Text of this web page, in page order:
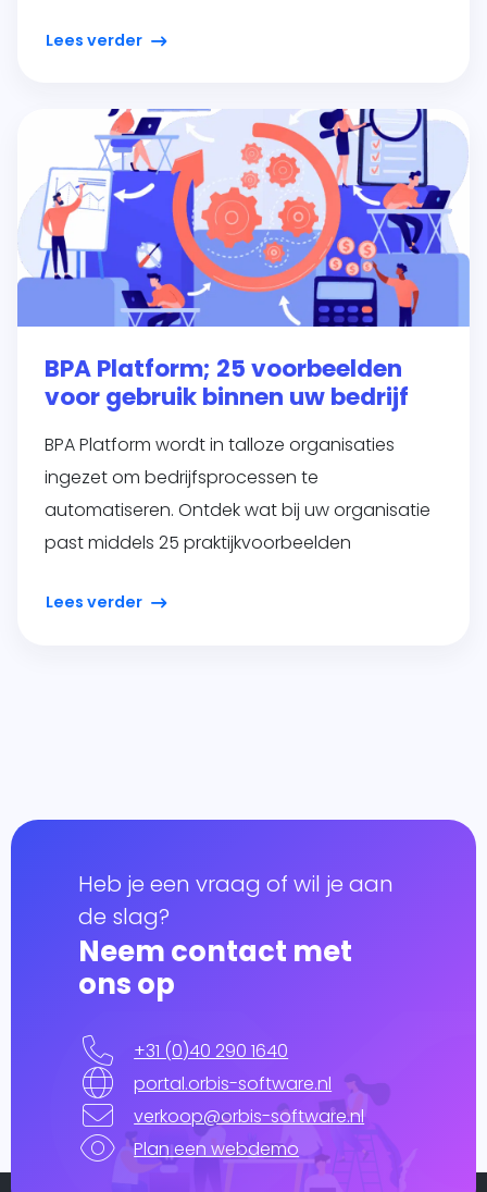
Lees verder
BPA Platform; 25 voorbeelden
voor gebruik binnen uw bedrijf
BPA Platform wordt in talloze organisaties
ingezet om bedrijfsprocessen te
automatiseren. Ontdek wat bij uw organisatie
past middels 25 praktijkvoorbeelden
Lees verder
Heb je een vraag of wil je aan
de slag?
Neem contact met
ons op
+31 (0)40 290 1640
portal.orbis-software.nl
verkoop@orbis-software.nl
Plan een webdemo